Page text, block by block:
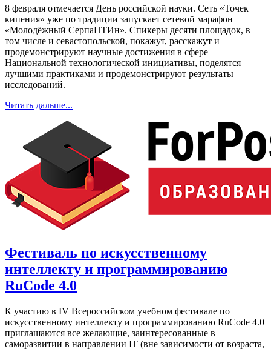
8 февраля отмечается День российской науки. Сеть «Точек
кипения» уже по традиции запускает сетевой марафон
«Молодёжный СерпаНТИн». Спикеры десяти площадок, в
том числе и севастопольской, покажут, расскажут и
продемонстрируют научные достижения в сфере
Национальной технологической инициативы, поделятся
лучшими практиками и продемонстрируют результаты
исследований.
Читать дальше...
Фестиваль по искусственному
интеллекту и программированию
RuCode 4.0
К участию в IV Всероссийском учебном фестивале по
искусственному интеллекту и программированию RuCode 4.0
приглашаются все желающие, заинтересованные в
саморазвитии в направлении IT (вне зависимости от возраста,